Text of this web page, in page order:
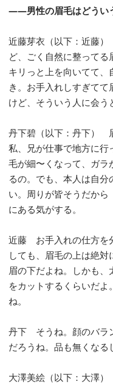
――男性の眉毛はどうい
近藤芽衣（以下：近藤
ど、ごく自然に整って
キリっと上を向いてて
き。お手入れしすぎて
けど、そういう人に会う
丹下碧（以下：丹下）
私、兄が仕事で地方に行
毛が細〜くなって、ガラ
るの。でも、本人は自
い。周りが皆そうだから
にある気がする。
近藤 お手入れの仕方を
しても、眉毛の上は絶
眉の下だよね。しかも
をカットするくらいだ
ね。
丹下 そうね。顔のバラ
だろうね。品も無くなる
大澤美絵（以下：大澤